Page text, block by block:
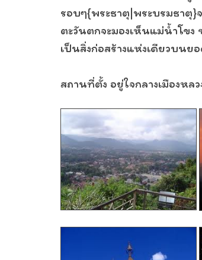
รอบๆ{พระธาตุ|พระบรมธาตุ}
ตะวันตกจะมองเห็นแม่น้ำโขง
เป็นสิ่งก่อสร้างแห่งเดียวบน
สถานที่ตั้ง อยู่ใจกลางเมืองหลว